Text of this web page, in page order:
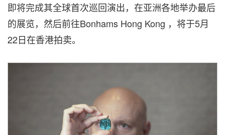
即将完成其全球首次巡回演出，在亚洲各地举办最后
的展览，然后前往Bonhams Hong Kong ，将于5月
22日在香港拍卖。